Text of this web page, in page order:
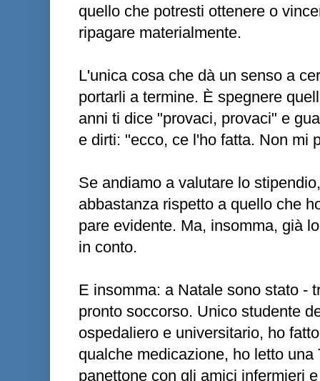
quello che potresti ottenere o
ripagare materialmente.
L'unica cosa che dà un senso a
portarli a termine. È spegnere
anni ti dice "provaci, provaci" e
e dirti: "ecco, ce l'ho fatta. Non mi
Se andiamo a valutare lo
abbastanza rispetto a quello che
pare evidente. Ma, insomma, già
in conto.
E insomma: a Natale sono stato -
pronto soccorso. Unico studente
ospedaliero e universitario, ho
qualche medicazione, ho letto
panettone con gli amici infermieri